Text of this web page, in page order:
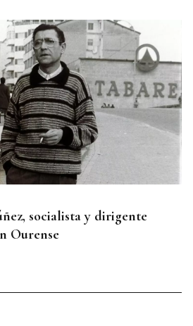
socialista y dirigente
Ourense